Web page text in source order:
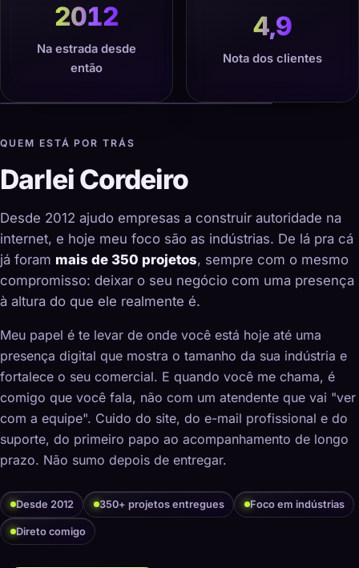
2012
Na estrada desde
então
4,9
Nota dos clientes
QUEM ESTÁ POR TRÁS
Darlei Cordeiro
Desde 2012 ajudo empresas a construir autoridade na
internet, e hoje meu foco são as indústrias. De lá pra cá
já foram mais de 350 projetos, sempre com o mesmo
compromisso: deixar o seu negócio com uma presença
à altura do que ele realmente é.
Meu papel é te levar de onde você está hoje até uma
presença digital que mostra o tamanho da sua indústria e
fortalece o seu comercial. E quando você me chama, é
comigo que você fala, não com um atendente que vai "ver
com a equipe". Cuido do site, do e-mail profissional e do
suporte, do primeiro papo ao acompanhamento de longo
prazo. Não sumo depois de entregar.
Desde 2012 350+ projetos entregues Foco em indústrias
Direto comigo